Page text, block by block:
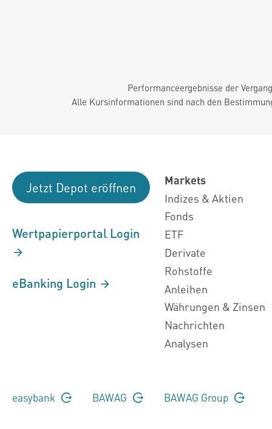
Performanceergebnisse der
Alle Kursinformationen sind nach den
Jetzt Depot eröffnen
Wertpapierportal Login
eBanking Login
Markets
Indizes & Aktien
Fonds
ETF
Derivate
Rohstoffe
Anleihen
Währungen & Zinsen
Nachrichten
Analysen
easybank BAWAG BAWAG Group